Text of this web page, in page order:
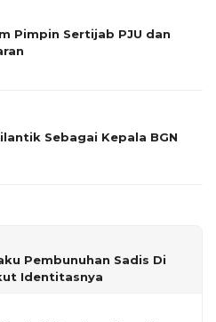
Pimpin Sertijab PJU dan
Sebagai Kepala BGN
Pembunuhan Sadis Di
Identitasnya